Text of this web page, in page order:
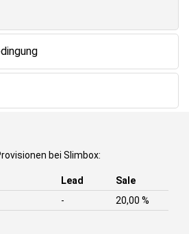
bei Slimbox:
Lead
Sale
- 20,00 %